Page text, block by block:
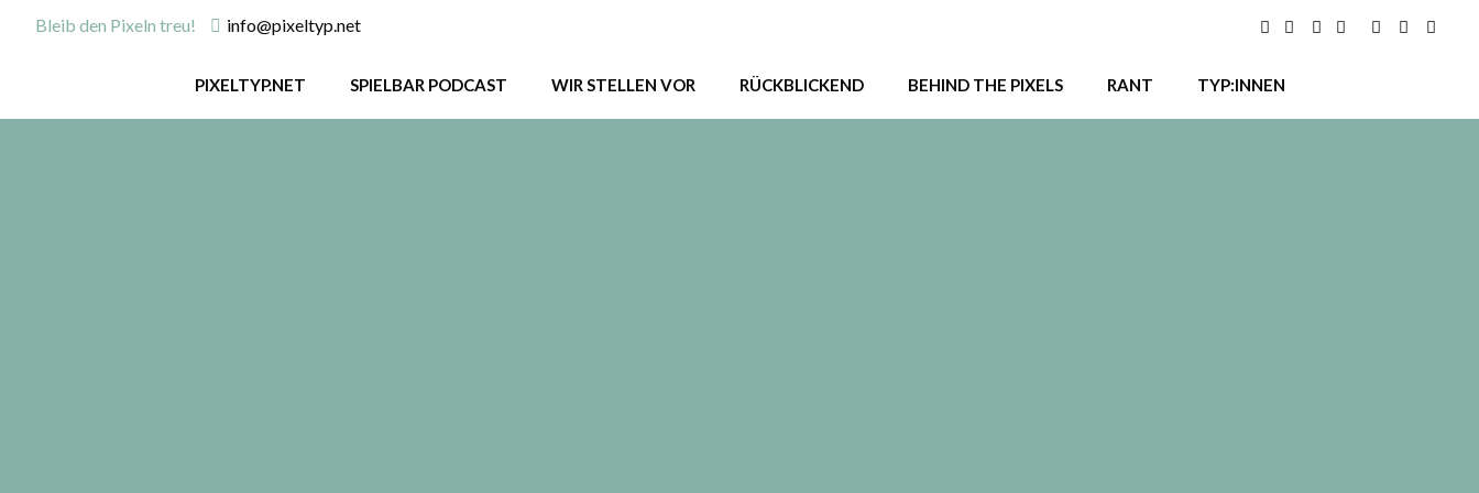
Bleib den Pixeln treu! info@pixeltyp.net
PIXELTYP.NET SPIELBAR PODCAST WIR STELLEN VOR RÜCKBLICKEND BEHIND THE PIXELS RANT TYP:INNEN